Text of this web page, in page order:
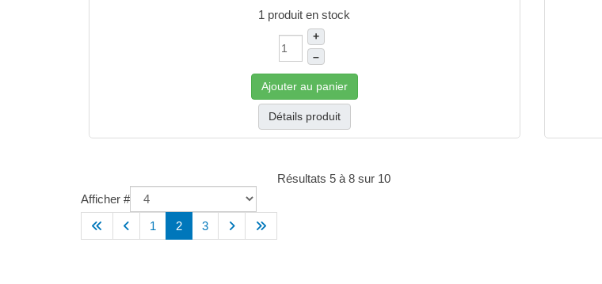
1 produit en stock
+
–
Ajouter au panier
Détails produit
Afficher #
1
2 3
Résultats 5 à 8 sur 10